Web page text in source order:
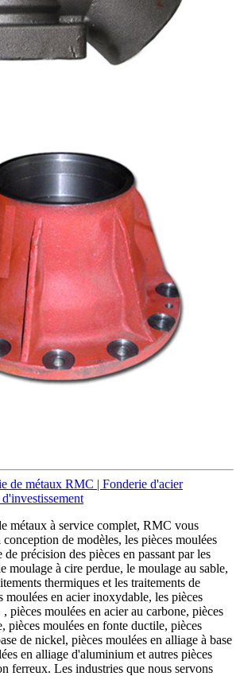
métaux à service complet, RMC vous
de modèles, les pièces moulées
précision des pièces en passant par les
moulage à cire perdue, le moulage au sable,
thermiques et les traitements de
moulées en acier inoxydable, les pièces
pièces moulées en acier au carbone, pièces
pièces moulées en fonte ductile, pièces
de nickel, pièces moulées en alliage à base
en alliage d'aluminium et autres pièces
ferreux. Les industries que nous servons